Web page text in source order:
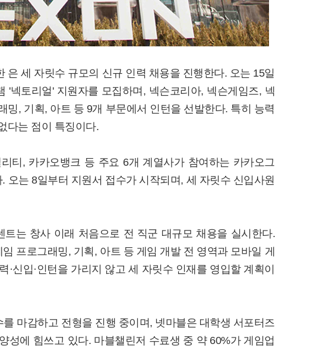
은 세 자릿수 규모의 신규 인력 채용을 진행한다. 오는 15일
'넥토리얼' 지원자를 모집하며, 넥슨코리아, 넥슨게임즈, 넥
밍, 기획, 아트 등 9개 부문에서 인턴을 선발한다. 특히 능력
다는 점이 특징이다.
티, 카카오뱅크 등 주요 6개 계열사가 참여하는 카카오그
오는 8일부터 지원서 접수가 시작되며, 세 자릿수 신입사원
는 창사 이래 처음으로 전 직군 대규모 채용을 실시한다.
프로그래밍, 기획, 아트 등 게임 개발 전 영역과 모바일 게
·신입·인턴을 가리지 않고 세 자릿수 인재를 영입할 계획이
마감하고 전형을 진행 중이며, 넷마블은 대학생 서포터즈
성에 힘쓰고 있다. 마블챌린저 수료생 중 약 60%가 게임업